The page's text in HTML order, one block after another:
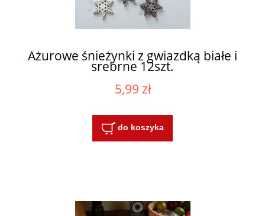
Ażurowe śnieżynki z gwiazdką białe i
srebrne 12szt.
5,99 zł
do koszyka